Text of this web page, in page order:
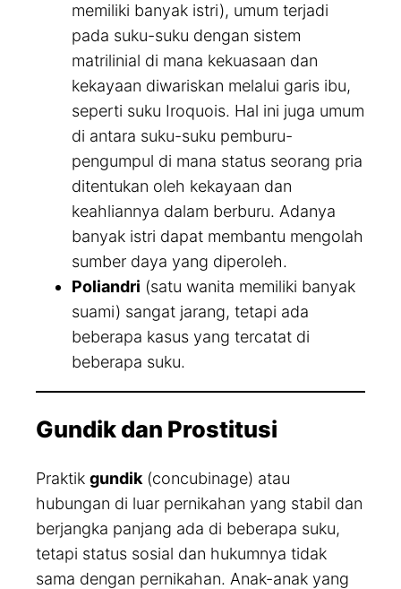
memiliki banyak istri), umum terjadi
pada suku-suku dengan sistem
matrilinial di mana kekuasaan dan
kekayaan diwariskan melalui garis ibu,
seperti suku Iroquois. Hal ini juga umum
di antara suku-suku pemburu-
pengumpul di mana status seorang pria
ditentukan oleh kekayaan dan
keahliannya dalam berburu. Adanya
banyak istri dapat membantu mengolah
sumber daya yang diperoleh.
Poliandri (satu wanita memiliki banyak
suami) sangat jarang, tetapi ada
beberapa kasus yang tercatat di
beberapa suku.
Gundik dan Prostitusi
Praktik gundik (concubinage) atau
hubungan di luar pernikahan yang stabil dan
berjangka panjang ada di beberapa suku,
tetapi status sosial dan hukumnya tidak
sama dengan pernikahan. Anak-anak yang